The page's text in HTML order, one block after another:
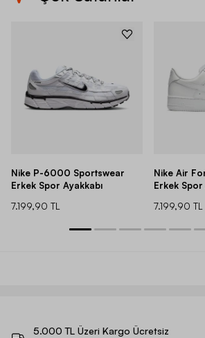
Nike P-6000 Sportswear
Erkek Spor Ayakkabı
7.199,90 TL
Nike Air
Erkek Spor
7.199,90 TL
5.000 TL Üzeri Kargo Ücretsiz